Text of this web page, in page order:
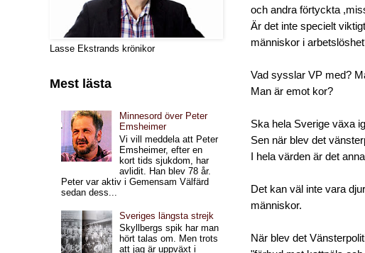
och andra förtyckta
Är det inte specielt
människor i
Vad sysslar VP med?
Man är emot kor?
Ska hela Sverige växa
Sen när blev det
I hela värden är det
Det kan väl inte vara
människor.
När blev det
Lasse Ekstrands krönikor
Mest lästa
Minnesord över Peter
Emsheimer
Vi vill meddela att Peter
Emsheimer, efter en
kort tids sjukdom, har
avlidit. Han blev 78 år.
Peter var aktiv i Gemensam Välfärd
sedan dess...
Sveriges längsta strejk
Skyllbergs spik har man
hört talas om. Men trots
att jag är uppväxt i